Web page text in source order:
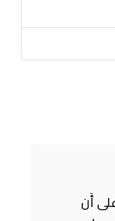
أَن